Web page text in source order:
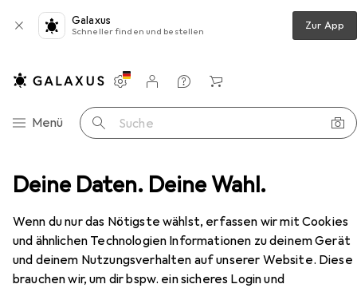
Deine Daten. Deine Wahl.
Wenn du nur das Nötigste wählst, erfassen wir mit Cookies
und ähnlichen Technologien Informationen zu deinem Gerät
und deinem Nutzungsverhalten auf unserer Website. Diese
brauchen wir, um dir bspw. ein sicheres Login und
Galaxus
Schneller finden und bestellen Zur App
Navigation nach Kategorien
Menü Suche
Einstellungen
Kundenkonto
Vergleichslisten
Merklisten
Warenkorb
Folienschläuche für Balken-Vakuumierer, 28 x 500 cm
EUR
15,99 3,20/1m
Casativo
2 Profi Vakuumier-
Folienschläuche für Balken-
Vakuumierer, 28 x 500 cm
2x